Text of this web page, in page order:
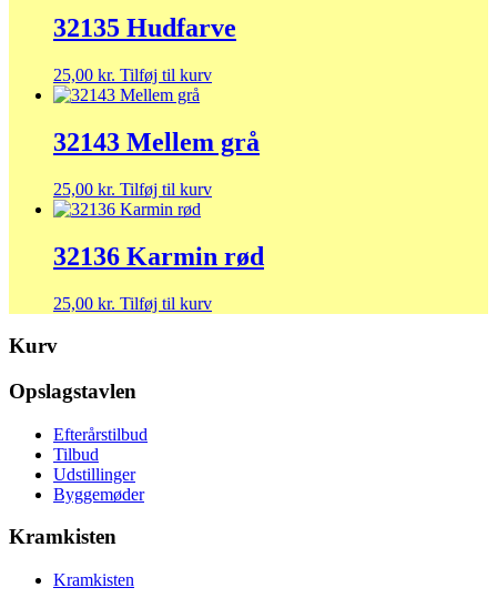
32135 Hudfarve
25,00 kr. Tilføj til kurv
32143 Mellem grå
25,00 kr. Tilføj til kurv
32136 Karmin rød
25,00 kr. Tilføj til kurv
Kurv
Opslagstavlen
Efterårstilbud
Tilbud
Udstillinger
Byggemøder
Kramkisten
Kramkisten